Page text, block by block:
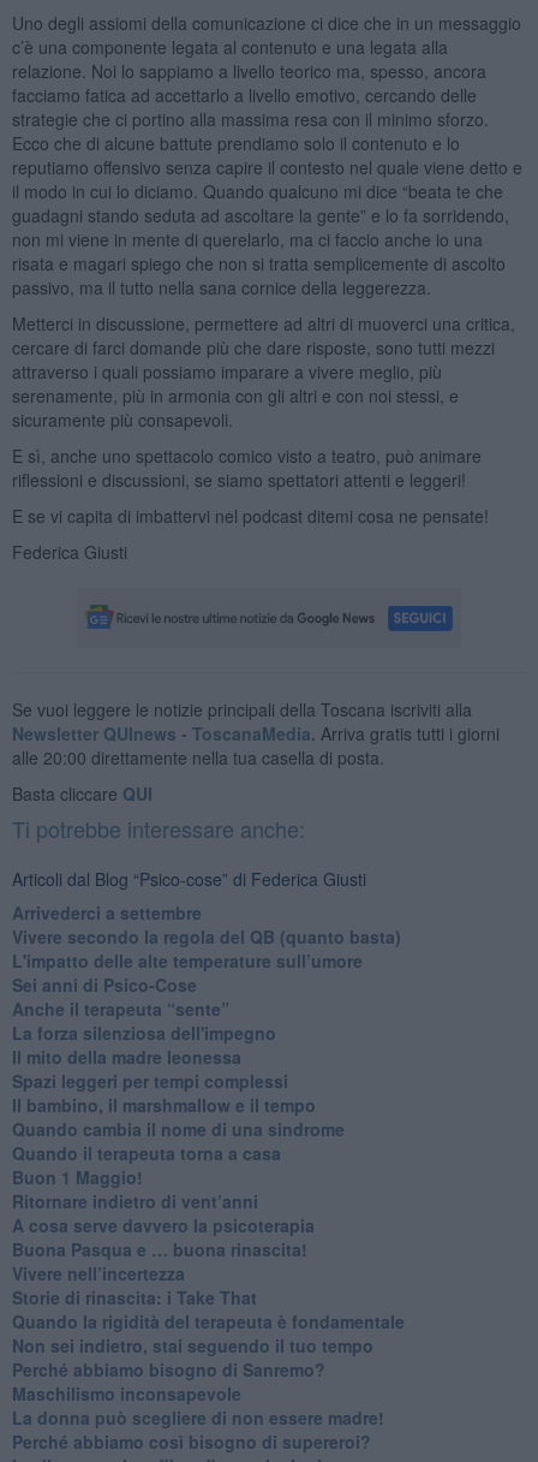
Uno degli assiomi della comunicazione ci dice che in un messaggio
c’è una componente legata al contenuto e una legata alla
relazione. Noi lo sappiamo a livello teorico ma, spesso, ancora
facciamo fatica ad accettarlo a livello emotivo, cercando delle
strategie che ci portino alla massima resa con il minimo sforzo.
Ecco che di alcune battute prendiamo solo il contenuto e lo
reputiamo offensivo senza capire il contesto nel quale viene detto e
il modo in cui lo diciamo. Quando qualcuno mi dice “beata te che
guadagni stando seduta ad ascoltare la gente” e lo fa sorridendo,
non mi viene in mente di querelarlo, ma ci faccio anche io una
risata e magari spiego che non si tratta semplicemente di ascolto
passivo, ma il tutto nella sana cornice della leggerezza.
Metterci in discussione, permettere ad altri di muoverci una critica,
cercare di farci domande più che dare risposte, sono tutti mezzi
attraverso i quali possiamo imparare a vivere meglio, più
serenamente, più in armonia con gli altri e con noi stessi, e
sicuramente più consapevoli.
E sì, anche uno spettacolo comico visto a teatro, può animare
riflessioni e discussioni, se siamo spettatori attenti e leggeri!
E se vi capita di imbattervi nel podcast ditemi cosa ne pensate!
Federica Giusti
Se vuoi leggere le notizie principali della Toscana iscriviti alla
Newsletter QUInews - ToscanaMedia. Arriva gratis tutti i giorni
alle 20:00 direttamente nella tua casella di posta.
Basta cliccare QUI
Ti potrebbe interessare anche:
Articoli dal Blog “Psico-cose” di Federica Giusti
​Arrivederci a settembre
​Vivere secondo la regola del QB (quanto basta)
​L'impatto delle alte temperature sull’umore
Sei anni di Psico-Cose
​Anche il terapeuta “sente”
​La forza silenziosa dell'impegno
​Il mito della madre leonessa
Spazi leggeri per tempi complessi
Il bambino, il marshmallow e il tempo
​Quando cambia il nome di una sindrome
​Quando il terapeuta torna a casa
​Buon 1 Maggio!
Ritornare indietro di vent’anni
​A cosa serve davvero la psicoterapia
​Buona Pasqua e … buona rinascita!
​Vivere nell’incertezza
​Storie di rinascita: i Take That
​Quando la rigidità del terapeuta è fondamentale
​Non sei indietro, stai seguendo il tuo tempo
​Perché abbiamo bisogno di Sanremo?
​Maschilismo inconsapevole
​La donna può scegliere di non essere madre!
​Perché abbiamo così bisogno di supereroi?